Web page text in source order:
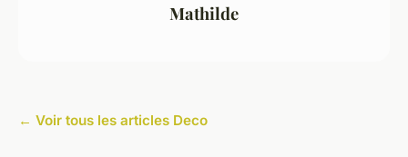
Mathilde
← Voir tous les articles Deco